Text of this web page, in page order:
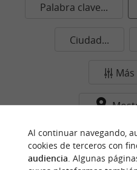
Palabra clave...
Ciudad...
Ningún resultado en esta
momento...
Al continuar navegando,
cookies de terceros con
audiencia. Algunas